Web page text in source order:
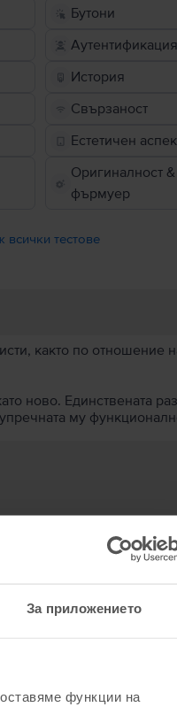
За приложението
функции на
Бутони
Аутентификация
История
Свързаност
Естетичен
Оригиналност &
фърмуер
всички тестове
както по отношение
ново. Единствената
му